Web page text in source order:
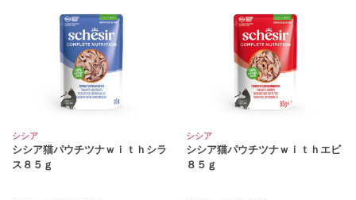
シシア
シシア猫パウチツナｗｉｔｈシラ
ス８５ｇ
シシア
シシア猫パウチツナｗｉｔｈエビ
８５ｇ